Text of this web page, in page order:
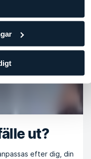
ut?
efter dig, din